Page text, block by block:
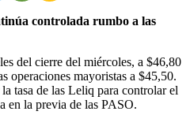
controlada rumbo a las
del cierre del miércoles, a $46,80
operaciones mayoristas a $45,50.
tasa de las Leliq para controlar el
en la previa de las PASO.